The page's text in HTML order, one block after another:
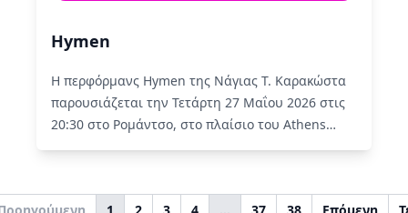
Hymen
Η περφόρμανς Hymen της Νάγιας Τ. Καρακώστα
παρουσιάζεται την Τετάρτη 27 Μαΐου 2026 στις
20:30 στο Ρομάντσο, στο πλαίσιο του Athens
Pride 2026.Read More